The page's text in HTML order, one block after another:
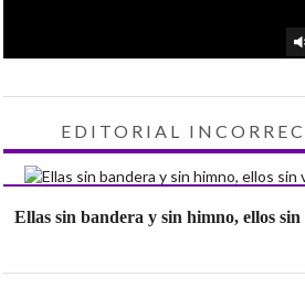
EDITORIAL
Ellas sin bandera y sin himno, ellos sin